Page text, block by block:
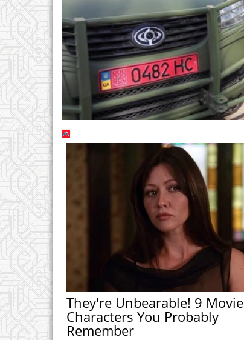
They're Unbearable! 9 Movie
Characters You Probably
Remember